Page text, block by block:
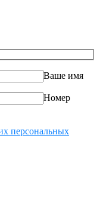
Ваше имя
Номер
персональных